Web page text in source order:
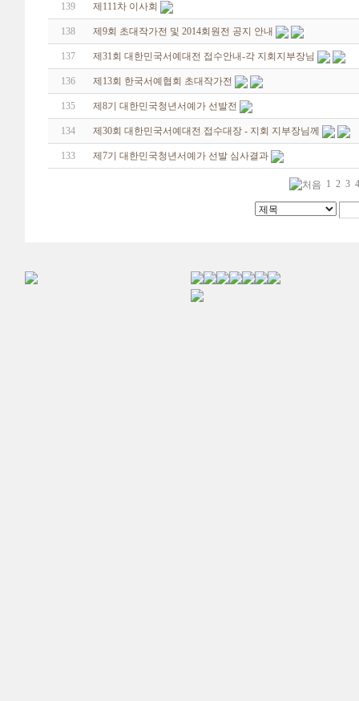
139 제111차 이사회
138 제9회 초대작가전 및 2014회원전 공지 안내
137 제31회 대한민국서예대전 접수안내-각 지회지부장님
136 제13회 한국서예협회 초대작가전
135 제8기 대한민국청년서예가 선발전
134 제30회 대한민국서예대전 접수대장 - 지회 지부장님께
133 제7기 대한민국청년서예가 선발 심사결과
1 2 3 4